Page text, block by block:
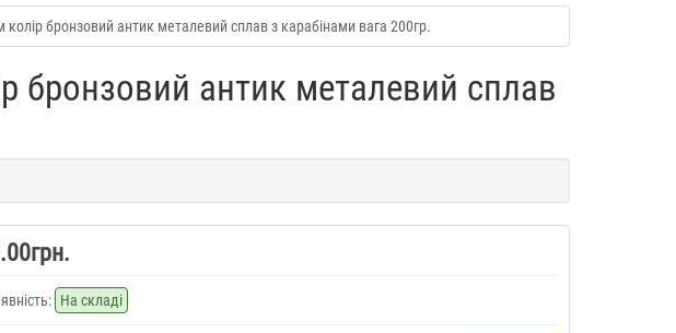
бронзовий антик металевий сплав з карабінами вага 200гр.
антик металевий сплав
На складі